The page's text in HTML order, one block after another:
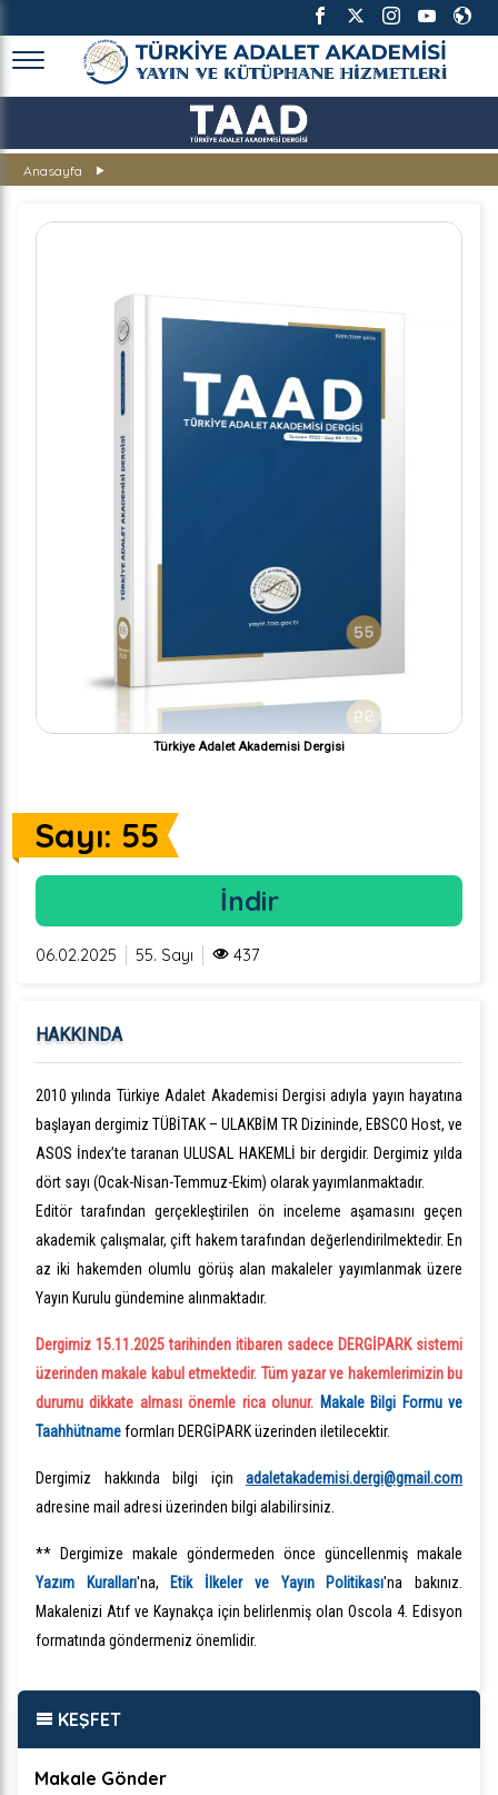
TÜRKİYE ADALET
Anasayfa
Türkiye Adalet Akademisi Dergisi
Sayı: 55
İndir
06.02.2025 55. Sayı 437
HAKKINDA
2010 yılında Türkiye Adalet Akademisi Dergisi adıyla yayın hayatına
başlayan dergimiz TÜBİTAK – ULAKBİM TR Dizininde, EBSCO Host, ve
ASOS İndex’te taranan ULUSAL HAKEMLİ bir dergidir. Dergimiz yılda
dört sayı (Ocak-Nisan-Temmuz-Ekim) olarak yayımlanmaktadır.
Editör tarafından gerçekleştirilen ön inceleme aşamasını geçen
akademik çalışmalar, çift hakem tarafından değerlendirilmektedir. En
az iki hakemden olumlu görüş alan makaleler yayımlanmak üzere
Yayın Kurulu gündemine alınmaktadır.
Dergimiz 15.11.2025 tarihinden itibaren sadece DERGİPARK sistemi
üzerinden makale kabul etmektedir. Tüm yazar ve hakemlerimizin bu
durumu dikkate alması önemle rica olunur. Makale Bilgi Formu ve
Taahhütnameformları DERGİPARK üzerinden iletilecektir.
Dergimiz hakkında bilgi için adaletakademisi.dergi@gmail.com
adresine mail adresi üzerinden bilgi alabilirsiniz.
** Dergimize makale göndermeden önce güncellenmiş makale
Yazım Kuralları'na, Etik İlkeler ve Yayın Politikası'na bakınız.
Makalenizi Atıf ve Kaynakça için belirlenmiş olan Oscola 4. Edisyon
formatında göndermeniz önemlidir.
KEŞFET
Makale Gönder